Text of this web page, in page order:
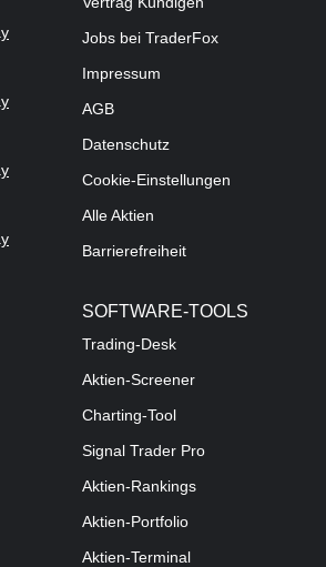
Jobs bei TraderFox
Impressum
AGB
Datenschutz
Cookie-Einstellungen
Alle Aktien
Barrierefreiheit
SOFTWARE-TOOLS
Trading-Desk
Aktien-Screener
Charting-Tool
Signal Trader Pro
Aktien-Rankings
Aktien-Portfolio
Aktien-Terminal